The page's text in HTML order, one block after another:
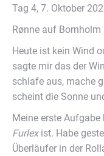
Tag 4, 7. Oktober
Rønne auf
Heute ist kein Wind
sagte mir das der
schlafe aus, mache
scheint die Sonne
Meine erste
Furlexist. Habe
Überläufer in der